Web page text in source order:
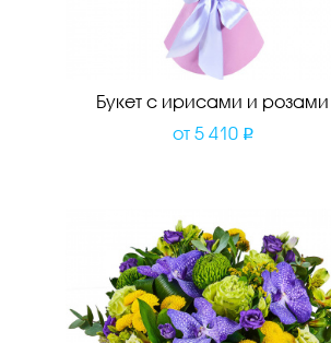
Букет с ирисами и розами
от 5 410